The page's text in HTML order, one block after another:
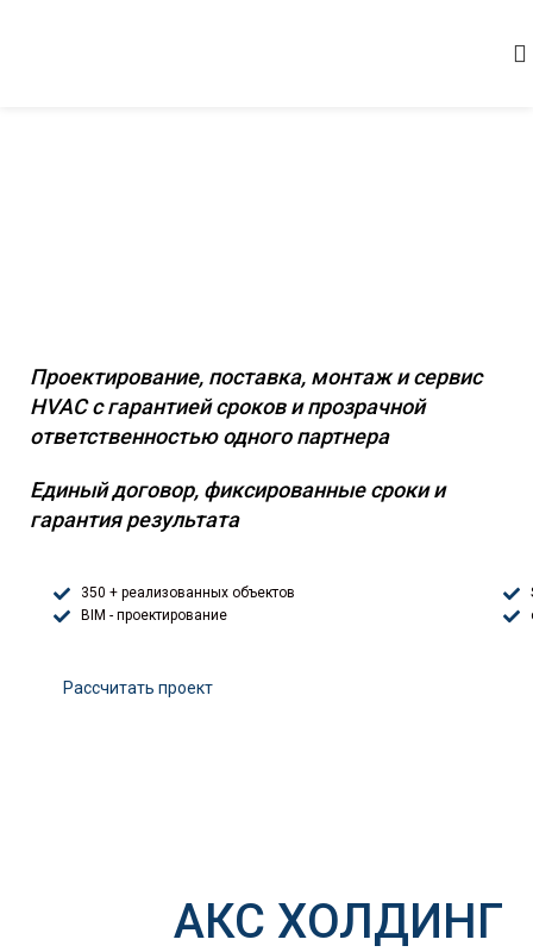
Проектирование, поставка, монтаж и сервис
HVAC с гарантией сроков и прозрачной
ответственностью одного партнера
Единый договор, фиксированные сроки и
гарантия результата
350 + реализованных объектов
BIM - проектирование
Расcчитать проект
АКС ХОЛДИНГ